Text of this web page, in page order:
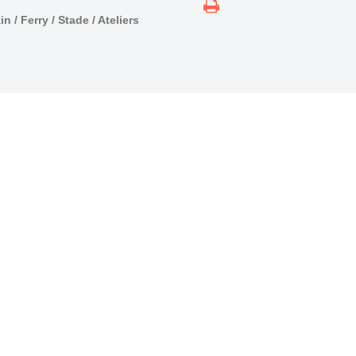
/ Ferry / Stade / Ateliers